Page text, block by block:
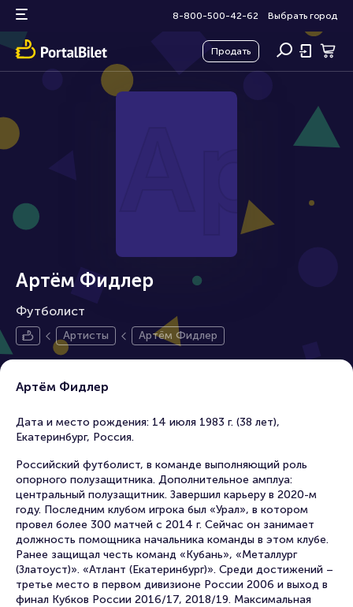
8-800-500-42-62 Выбрать город
Продать
Артём Фидлер
Футболист
Артисты Артём Фидлер
Артём Фидлер
Дата и место рождения: 14 июля 1983 г. (38 лет),
Екатеринбург, Россия.
Российский футболист, в команде выполняющий роль
опорного полузащитника. Дополнительное амплуа:
центральный полузащитник. Завершил карьеру в 2020-м
году. Последним клубом игрока был «Урал», в котором
провел более 300 матчей с 2014 г. Сейчас он занимает
должность помощника начальника команды в этом клубе.
Ранее защищал честь команд «Кубань», «Металлург
(Златоуст)». «Атлант (Екатеринбург)». Среди достижений –
третье место в первом дивизионе России 2006 и выход в
финал Кубков России 2016/17, 2018/19. Максимальная